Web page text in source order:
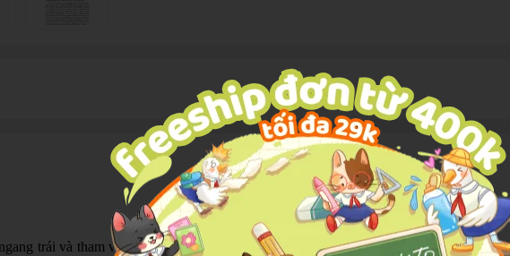
trái và tham vọng chiếm hữu, cuốn tiểu thuyết dữ dội và bí ẩn về Catherine